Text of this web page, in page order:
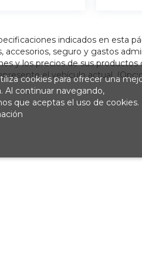
indicados en esta
accesorios, seguro y gastos
y los precios de sus
el vehículo actual.
cookies para ofrecer una
Al continuar navegando,
que aceptas el uso de cookies.